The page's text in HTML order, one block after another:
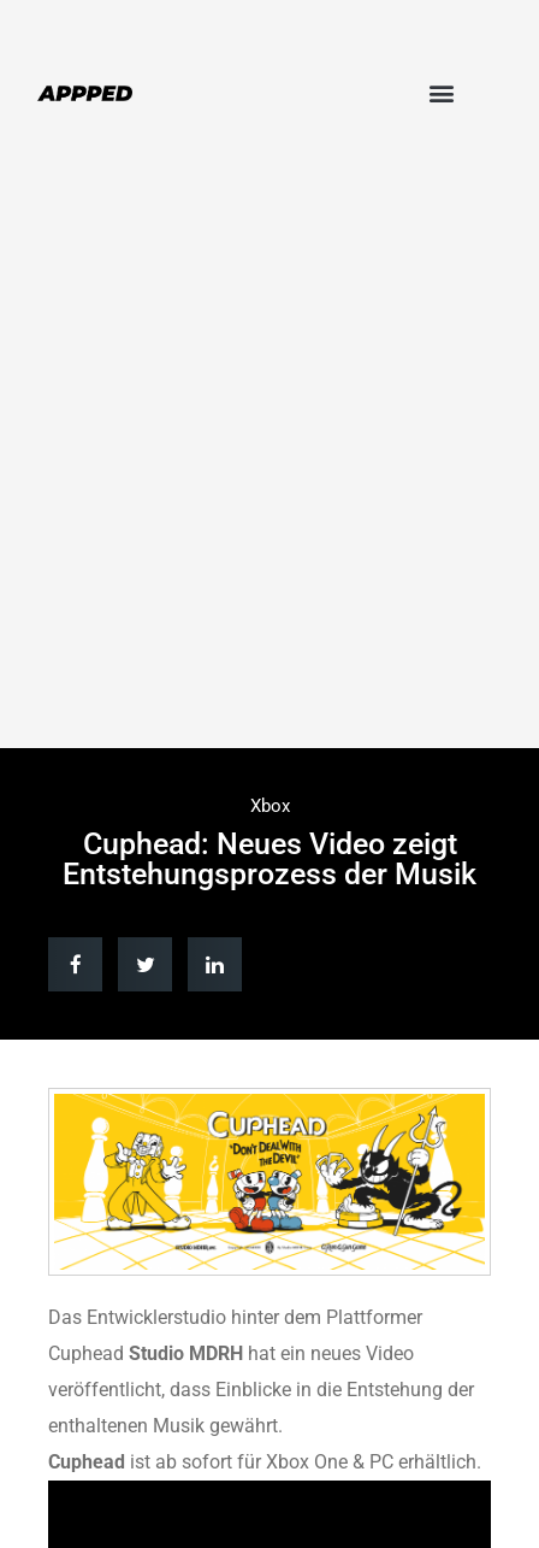
Xbox
Cuphead: Neues Video zeigt
Entstehungsprozess der Musik
Das Entwicklerstudio hinter dem Plattformer
Cuphead Studio MDRH hat ein neues Video
veröffentlicht, dass Einblicke in die Entstehung der
enthaltenen Musik gewährt.
Cuphead ist ab sofort für Xbox One & PC erhältlich.